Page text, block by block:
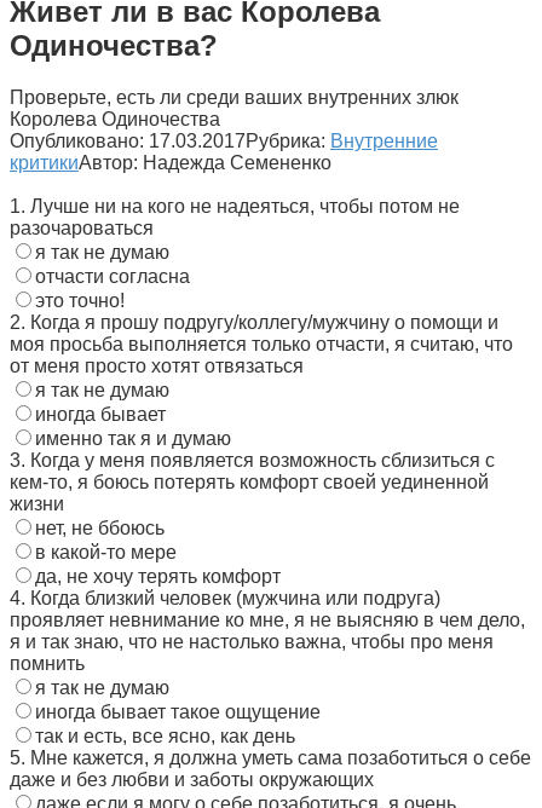
Живет ли в вас Королева
Одиночества?
Проверьте, есть ли среди ваших внутренних злюк
Королева Одиночества
Опубликовано: 17.03.2017Рубрика: Внутренние
критикиАвтор: Надежда Семененко
1. Лучше ни на кого не надеяться, чтобы потом не
разочароваться
я так не думаю
отчасти согласна
это точно!
2. Когда я прошу подругу/коллегу/мужчину о помощи и
моя просьба выполняется только отчасти, я считаю, что
от меня просто хотят отвязаться
я так не думаю
иногда бывает
именно так я и думаю
3. Когда у меня появляется возможность сблизиться с
кем-то, я боюсь потерять комфорт своей уединенной
жизни
нет, не ббоюсь
в какой-то мере
да, не хочу терять комфорт
4. Когда близкий человек (мужчина или подруга)
проявляет невнимание ко мне, я не выясняю в чем дело,
я и так знаю, что не настолько важна, чтобы про меня
помнить
я так не думаю
иногда бывает такое ощущение
так и есть, все ясно, как день
5. Мне кажется, я должна уметь сама позаботиться о себе
даже и без любви и заботы окружающих
даже если я могу о себе позаботиться, я очень